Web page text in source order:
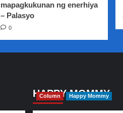
mapagkukunan ng enerhiya
– Palasyo
0
HAPPY MOMMY
Column Happy Mommy